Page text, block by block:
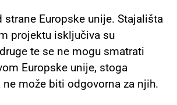
strane Europske unije. Stajališta
projektu isključiva su
te se ne mogu smatrati
Europske unije, stoga
ne može biti odgovorna za njih.